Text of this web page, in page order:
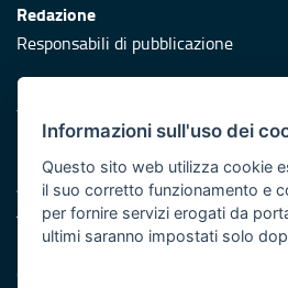
Redazione
Responsabili di pubblicazione
Protezione civile
Vai al sito di Protezione Civile Puglia
Iniziativa finanziata con risorse del
Asse XI
Note legali
Cookie e privacy
Informazioni sull'uso dei
Questo sito web utilizza cookie
il suo corretto funzionamento e
per fornire servizi erogati da
ultimi saranno impostati solo